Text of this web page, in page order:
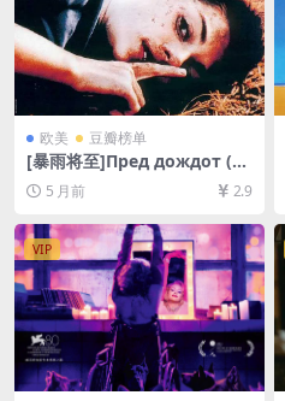
欧美 豆瓣榜单
[暴雨将至]Пред дождот (19
94)[百度网盘+夸克网盘1080P
超清未删减资源][网盘在线播
放/下载][MP4/7GB][中文字
幕]
5 月前 2.9
VIP